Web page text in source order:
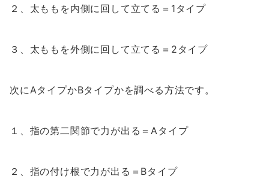
２、太ももを内側に回して立てる＝1タイプ
３、太ももを外側に回して立てる＝2タイプ
次にAタイプかBタイプかを調べる方法です。
１、指の第二関節で力が出る＝Aタイプ
２、指の付け根で力が出る＝Bタイプ